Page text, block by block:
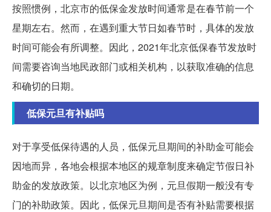
按照惯例，北京市的低保金发放时间通常是在春节前一个
星期左右。然而，在遇到重大节日如春节时，具体的发放
时间可能会有所调整。因此，2021年北京低保春节发放时
间需要咨询当地民政部门或相关机构，以获取准确的信息
和确切的日期。
低保元旦有补贴吗
对于享受低保待遇的人员，低保元旦期间的补助金可能会
因地而异，各地会根据本地区的规章制度来确定节假日补
助金的发放政策。以北京地区为例，元旦假期一般没有专
门的补助政策。因此，低保元旦期间是否有补贴需要根据